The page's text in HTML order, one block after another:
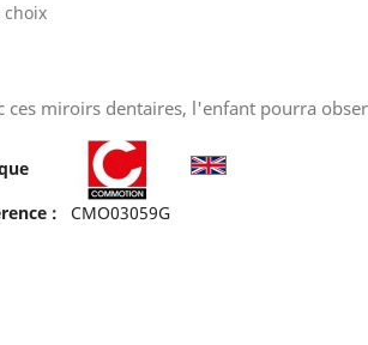
ces miroirs dentaires, l'enfant pourra
:
CMO03059G